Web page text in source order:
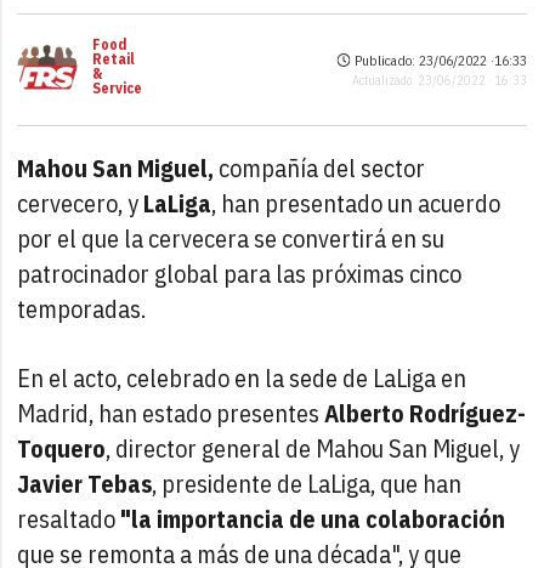
Food
Retail
&
Service
Publicado: 23/06/2022 ·16:33
Actualizado: 23/06/2022 · 16:33
Mahou San Miguel, compañía del sector
cervecero, yLaLiga, han presentado un acuerdo
por el que la cervecera se convertirá en su
patrocinador global para las próximas cinco
temporadas.
En el acto, celebrado en la sede de LaLiga en
Madrid, han estado presentesAlberto Rodríguez-
Toquero, director general de Mahou San Miguel, y
Javier Tebas, presidente de LaLiga, que han
resaltado"la importancia de una colaboración
que se remonta a más de una década", y que